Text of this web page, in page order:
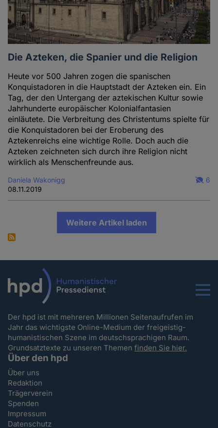
Die Azteken, die Spanier und die Religion
Heute vor 500 Jahren zogen die spanischen
Konquistadoren in die Hauptstadt der Azteken ein. Ein
Tag, der den Untergang der aztekischen Kultur sowie
Jahrhunderte europäischer Kolonialfantasien
einläutete. Die Verbreitung des Christentums spielte für
die Konquistadoren bei der Eroberung des
Aztekenreichs eine wichtige Rolle. Doch auch die
Azteken zeichneten sich durch ihre Religion nicht
wirklich als Menschenfreunde aus.
Daniela Wakonigg
08.11.2019
6
Weitere Artikel laden
Menu
Der hpd ist mit mehreren Millionen Seitenaufrufen im
Jahr das wichtigste Online-Medium der freigeistig-
humanistischen Szene im deutschsprachigen Raum.
Grundsatztexte zu unseren Themenfinden Sie hier.
Über den hpd
Über uns
Redaktion
Trägerverein
Spenden
Impressum
Datenschutz